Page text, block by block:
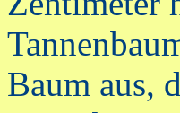
Baum aus,